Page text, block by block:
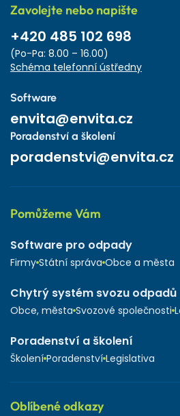
Zavolejte nebo napište
+420 485 102 698
(Po-Pa: 8.00 – 16.00)
Schéma telefonní ústředny
Software
envita@envita.cz
Poradenství a školení
poradenstvi@envita.cz
Pomůžeme Vám
Software pro odpady
Firmy Státní správa Obce a města
Chytrý systém svozu odpadů
Obce, města Svozové společnosti
Poradenství a školení
Školení Poradenství Legislativa
Oblíbené odkazy